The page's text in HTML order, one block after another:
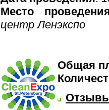
Место
центр Ленэкспо
Общая